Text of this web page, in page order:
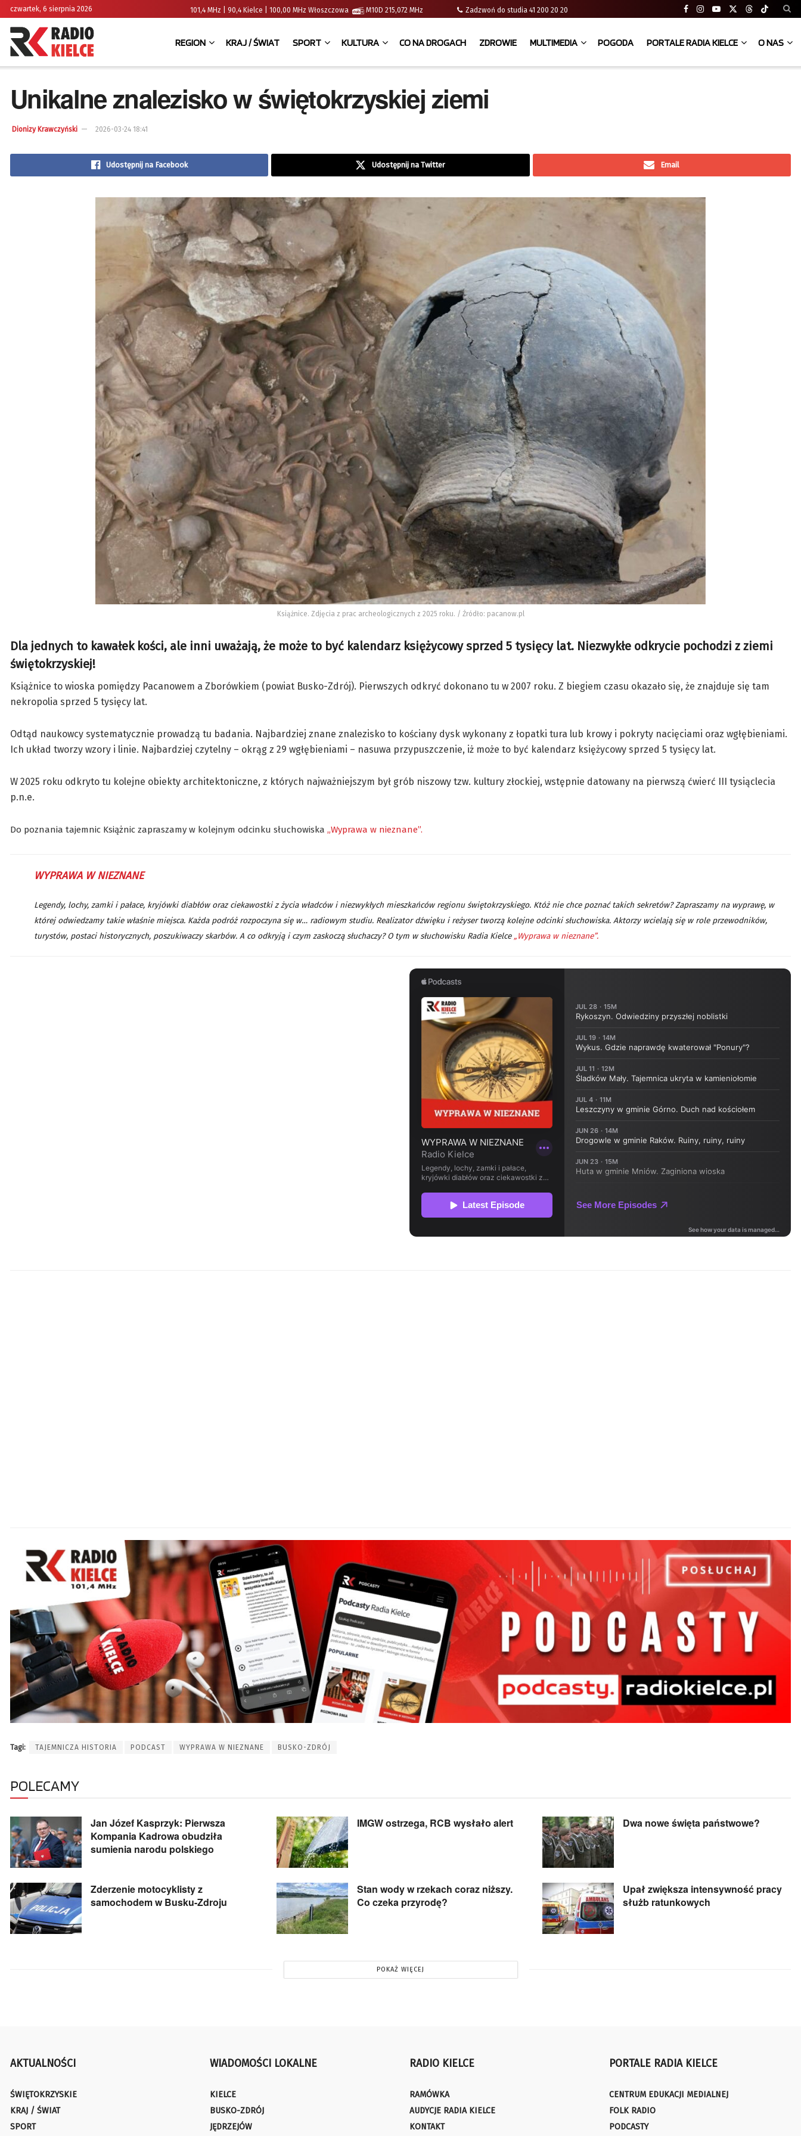
czwartek, 6 sierpnia 2026 101,4 MHz | 90,4 Kielce | 100,00 MHz Włoszczowa M10D 215,072 MHz Zadzwoń do studia 41 200 20 20
REGION KRAJ / ŚWIAT SPORT KULTURA CO NA DROGACH ZDROWIE MULTIMEDIA POGODA PORTALE RADIA KIELCE O NAS
Unikalne znalezisko w świętokrzyskiej ziemi
Dionizy Krawczyński 2026-03-24 18:41
Udostępnij na Facebook Udostępnij na Twitter Email
Książnice. Zdjęcia z prac archeologicznych z 2025 roku. / Źródło: pacanow.pl
Dla jednych to kawałek kości, ale inni uważają, że może to być kalendarz księżycowy sprzed 5 tysięcy lat. Niezwykłe odkrycie pochodzi z ziemi
świętokrzyskiej!
Książnice to wioska pomiędzy Pacanowem a Zborówkiem (powiat Busko-Zdrój). Pierwszych odkryć dokonano tu w 2007 roku. Z biegiem czasu okazało się, że znajduje się tam
nekropolia sprzed 5 tysięcy lat.
Odtąd naukowcy systematycznie prowadzą tu badania. Najbardziej znane znalezisko to kościany dysk wykonany z łopatki tura lub krowy i pokryty nacięciami oraz wgłębieniami.
Ich układ tworzy wzory i linie. Najbardziej czytelny – okrąg z 29 wgłębieniami – nasuwa przypuszczenie, iż może to być kalendarz księżycowy sprzed 5 tysięcy lat.
W 2025 roku odkryto tu kolejne obiekty architektoniczne, z których najważniejszym był grób niszowy tzw. kultury złockiej, wstępnie datowany na pierwszą ćwierć III tysiąclecia
p.n.e.
Do poznania tajemnic Książnic zapraszamy w kolejnym odcinku słuchowiska „Wyprawa w nieznane”.
WYPRAWA W NIEZNANE
Legendy, lochy, zamki i pałace, kryjówki diabłów oraz ciekawostki z życia władców i niezwykłych mieszkańców regionu świętokrzyskiego. Któż nie chce poznać takich sekretów? Zapraszamy na wyprawę, w
której odwiedzamy takie właśnie miejsca. Każda podróż rozpoczyna się w… radiowym studiu. Realizator dźwięku i reżyser tworzą kolejne odcinki słuchowiska. Aktorzy wcielają się w role przewodników,
turystów, postaci historycznych, poszukiwaczy skarbów. A co odkryją i czym zaskoczą słuchaczy? O tym w słuchowisku Radia Kielce „Wyprawa w nieznane”.
Tagi: TAJEMNICZA HISTORIA PODCAST WYPRAWA W NIEZNANE BUSKO-ZDRÓJ
POLECAMY
Jan Józef Kasprzyk: Pierwsza
Kompania Kadrowa obudziła
sumienia narodu polskiego
IMGW ostrzega, RCB wysłało alert Dwa nowe święta państwowe?
Zderzenie motocyklisty z
samochodem w Busku-Zdroju
Stan wody w rzekach coraz niższy.
Co czeka przyrodę?
Upał zwiększa intensywność pracy
służb ratunkowych
POKAŻ WIĘCEJ
AKTUALNOŚCI
ŚWIĘTOKRZYSKIE
KRAJ / ŚWIAT
SPORT
WIADOMOŚCI LOKALNE
KIELCE
BUSKO-ZDRÓJ
JĘDRZEJÓW
RADIO KIELCE
RAMÓWKA
AUDYCJE RADIA KIELCE
KONTAKT
PORTALE RADIA KIELCE
CENTRUM EDUKACJI MEDIALNEJ
FOLK RADIO
PODCASTY